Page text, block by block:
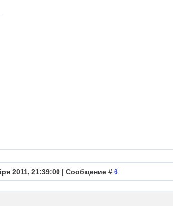
2011, 21:39:00 | Сообщение # 6